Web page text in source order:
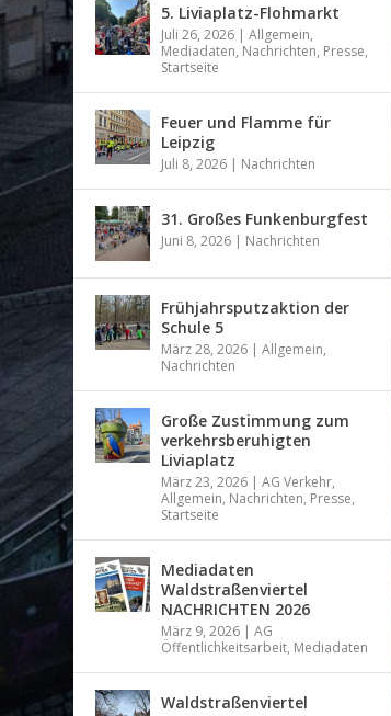
5. Liviaplatz-Flohmarkt
Juli 26, 2026 |Allgemein,
Mediadaten, Nachrichten, Presse,
Startseite
Feuer und Flamme für
Leipzig
Juli 8, 2026 | Nachrichten
31. Großes Funkenburgfest
Juni 8, 2026 | Nachrichten
Frühjahrsputzaktion der
Schule 5
März 28, 2026 |Allgemein,
Nachrichten
Große Zustimmung zum
verkehrsberuhigten
Liviaplatz
März 23, 2026 |AG Verkehr,
Allgemein, Nachrichten, Presse,
Startseite
Mediadaten
Waldstraßenviertel
NACHRICHTEN 2026
März 9, 2026 |AG
Öffentlichkeitsarbeit, Mediadaten
Waldstraßenviertel